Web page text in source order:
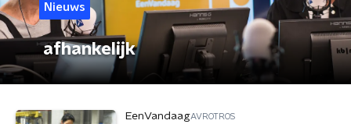
Nieuws
afhankelijk
EenVandaagAVROTROS